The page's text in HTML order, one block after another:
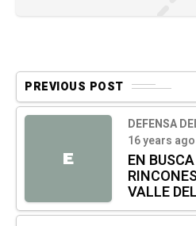
PREVIOUS POST
E
DEFENSA
16 years ago
EN
VALLE